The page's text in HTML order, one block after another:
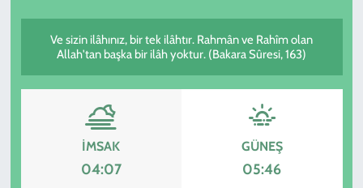
Ve sizin ilâhınız, bir tek ilâhtır. Rahmân ve Rahîm olan
Allah'tan başka bir ilâh yoktur. (Bakara Sûresi, 163)
İMSAK
04:07
GÜNEŞ
05:46
SPOR
YAZARLAR
Haber Arşivi